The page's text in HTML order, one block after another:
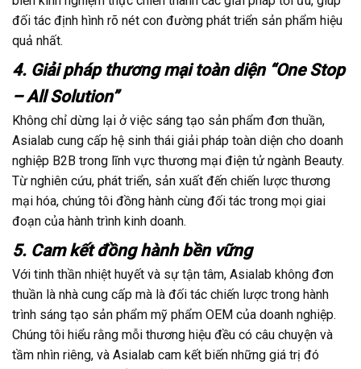
đối tác định hình rõ nét con đường phát triển sản phẩm hiệu
quả nhất.
4. Giải pháp thương mại toàn diện “One Stop
– All Solution”
Không chỉ dừng lại ở việc sáng tạo sản phẩm đơn thuần,
Asialab cung cấp hệ sinh thái giải pháp toàn diện cho doanh
nghiệp B2B trong lĩnh vực thương mại điện tử ngành Beauty.
Từ nghiên cứu, phát triển, sản xuất đến chiến lược thương
mại hóa, chúng tôi đồng hành cùng đối tác trong mọi giai
đoạn của hành trình kinh doanh.
5. Cam kết đồng hành bền vững
Với tinh thần nhiệt huyết và sự tận tâm, Asialab không đơn
thuần là nhà cung cấp mà là đối tác chiến lược trong hành
trình sáng tạo sản phẩm mỹ phẩm OEM của doanh nghiệp.
Chúng tôi hiểu rằng mỗi thương hiệu đều có câu chuyện và
tầm nhìn riêng, và Asialab cam kết biến những giá trị đó